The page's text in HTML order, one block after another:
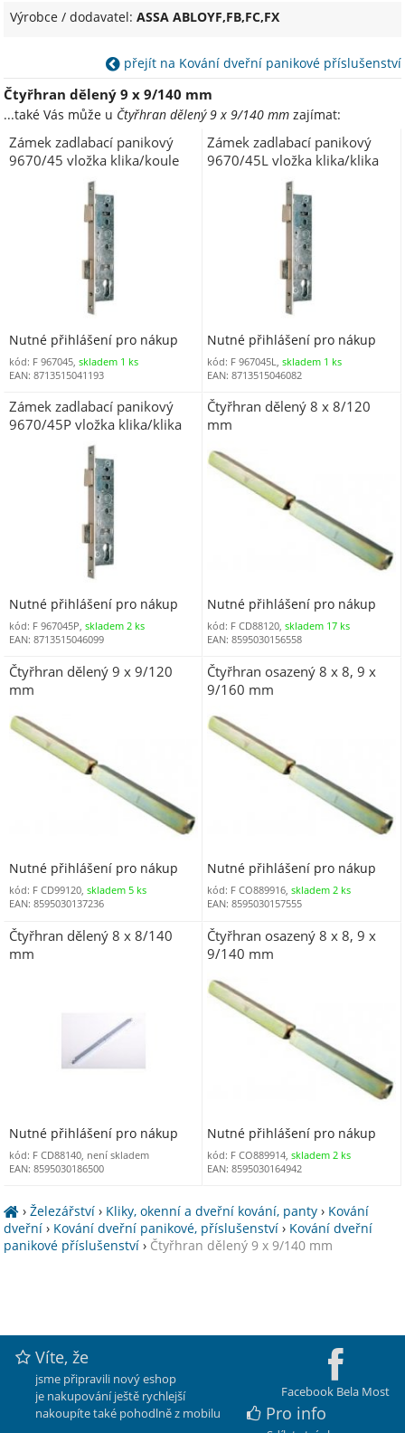
Výrobce / dodavatel:ASSA ABLOYF,FB,FC,FX
přejít na Kování dveřní panikové příslušenství
Čtyřhran dělený 9 x 9/140 mm
...také Vás může u Čtyřhran dělený 9 x 9/140 mm zajímat:
Zámek zadlabací panikový
9670/45 vložka klika/koule
NEMEF 92/60 backset (dorn)
45 mm čelo 24 mmP-L
Nutné přihlášení pro nákup
kód: F 967045, skladem 1 ks
EAN: 8713515041193
Zámek zadlabací panikový
9670/45L vložka klika/klika
NEMEF 92/60 backset (dorn)
45 mm čelo 24 mm L
Nutné přihlášení pro nákup
kód: F 967045L,skladem 1 ks
EAN: 8713515046082
Zámek zadlabací panikový
9670/45P vložka klika/klika
NEMEF 92/60 backset (dorn)
45 mm čelo 24 mm P
Nutné přihlášení pro nákup
kód: F 967045P, skladem 2 ks
EAN: 8713515046099
Čtyřhran dělený 8 x 8/120
mm
Nutné přihlášení pro nákup
kód: F CD88120,skladem 17 ks
EAN: 8595030156558
Čtyřhran dělený 9 x 9/120
mm
Nutné přihlášení pro nákup
kód: F CD99120, skladem 5 ks
EAN: 8595030137236
Čtyřhran osazený 8 x 8, 9 x
9/160 mm
Nutné přihlášení pro nákup
kód: F CO889916,skladem 2 ks
EAN: 8595030157555
Čtyřhran dělený 8 x 8/140
mm
Nutné přihlášení pro nákup
kód: F CD88140, není skladem
EAN: 8595030186500
Čtyřhran osazený 8 x 8, 9 x
9/140 mm
Nutné přihlášení pro nákup
kód: F CO889914,skladem 2 ks
EAN: 8595030164942
›Železářství › Kliky, okenní a dveřní kování, panty › Kování
dveřní › Kování dveřní panikové, příslušenství › Kování dveřní
panikové příslušenství › Čtyřhran dělený 9 x 9/140 mm
Facebook Bela Most
Víte, že
jsme připravili nový eshop
je nakupování ještě rychlejší
nakoupíte také pohodlně z mobilu
Pro info